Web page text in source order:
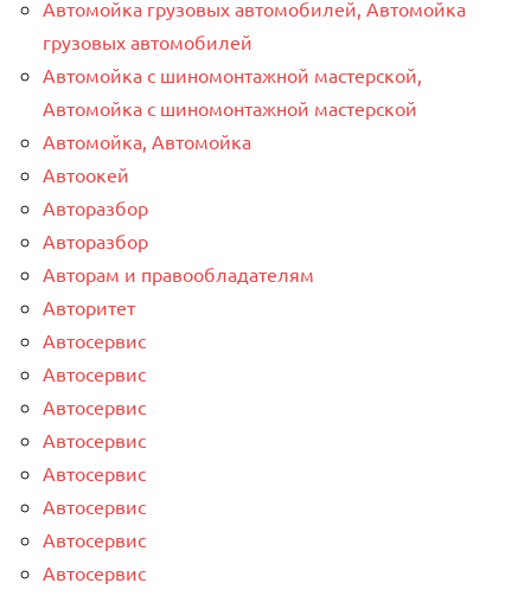
Автомойка грузовых автомобилей, Автомойка
грузовых автомобилей
Автомойка с шиномонтажной мастерской,
Автомойка с шиномонтажной мастерской
Автомойка, Автомойка
Автоокей
Авторазбор
Авторазбор
Авторам и правообладателям
Авторитет
Автосервис
Автосервис
Автосервис
Автосервис
Автосервис
Автосервис
Автосервис
Автосервис